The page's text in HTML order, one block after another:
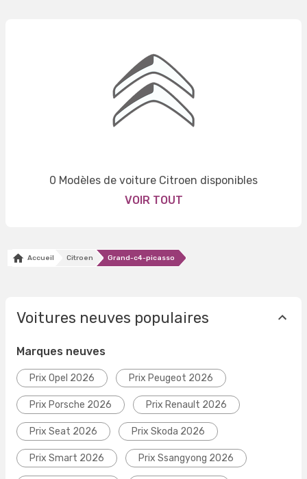
0 Modèles de voiture Citroen disponibles
VOIR TOUT
Accueil Citroen Grand-c4-picasso
Voitures neuves populaires
Marques neuves
Prix Opel 2026 Prix Peugeot 2026
Prix Porsche 2026 Prix Renault 2026
Prix Seat 2026 Prix Skoda 2026
Prix Smart 2026 Prix Ssangyong 2026